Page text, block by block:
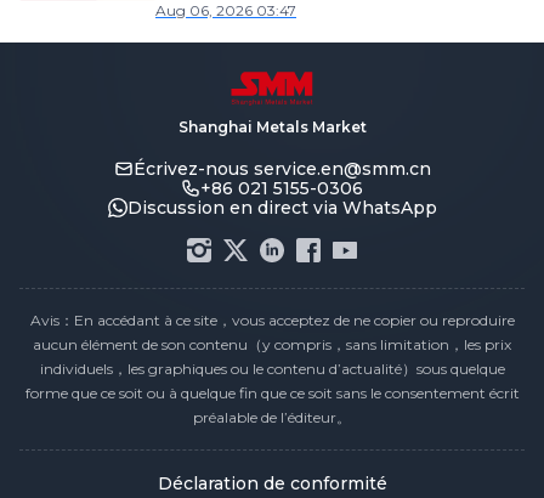
potentiel de hausse [Revue de midi SMM
sur l’étain]
Aug 06, 2026 03:47
Shanghai Metals Market
Écrivez-nous service.en@smm.cn
+86 021 5155-0306
Discussion en direct via WhatsApp
Avis：En accédant à ce site，vous acceptez de ne copier ou reproduire
aucun élément de son contenu（y compris，sans limitation，les prix
individuels，les graphiques ou le contenu d’actualité）sous quelque
forme que ce soit ou à quelque fin que ce soit sans le consentement écrit
préalable de l’éditeur。
Déclaration de conformité